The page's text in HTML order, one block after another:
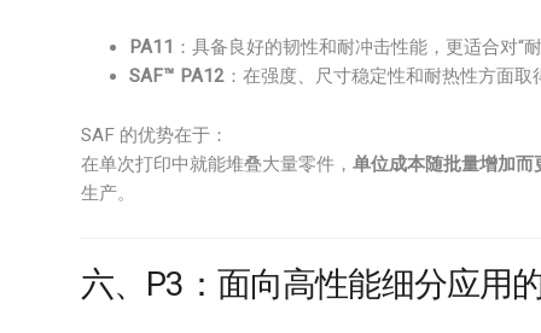
PA11 ：具备良好的韧性和耐冲击性能，更适合对“
SAF™ PA12 ：在强度、尺寸稳定性和耐热性方面
SAF 的优势在于：
在单次打印中就能堆叠大量零件， 单位成本随批量增加而
生产。
六、P3：面向高性能细分应用